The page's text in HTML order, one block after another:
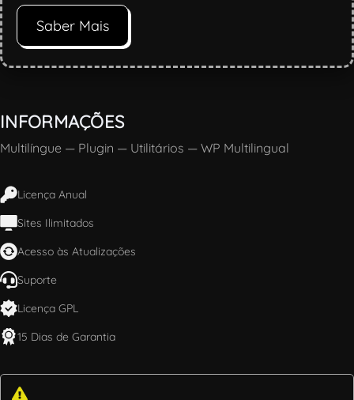
Saber Mais
INFORMAÇÕES
Multilíngue — Plugin — Utilitários — WP Multilingual
Licença Anual
Sites Ilimitados
Acesso às Atualizações
Suporte
Licença GPL
15 Dias de Garantia